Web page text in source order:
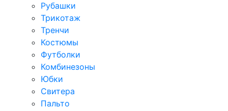
Рубашки
Трикотаж
Тренчи
Костюмы
Футболки
Комбинезоны
Юбки
Свитера
Пальто